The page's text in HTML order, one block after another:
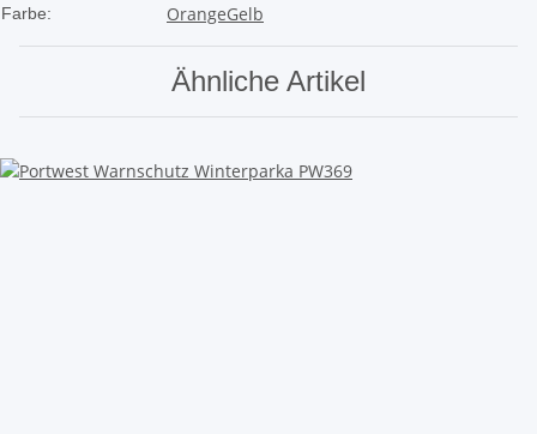
Farbe: OrangeGelb
Ähnliche Artikel